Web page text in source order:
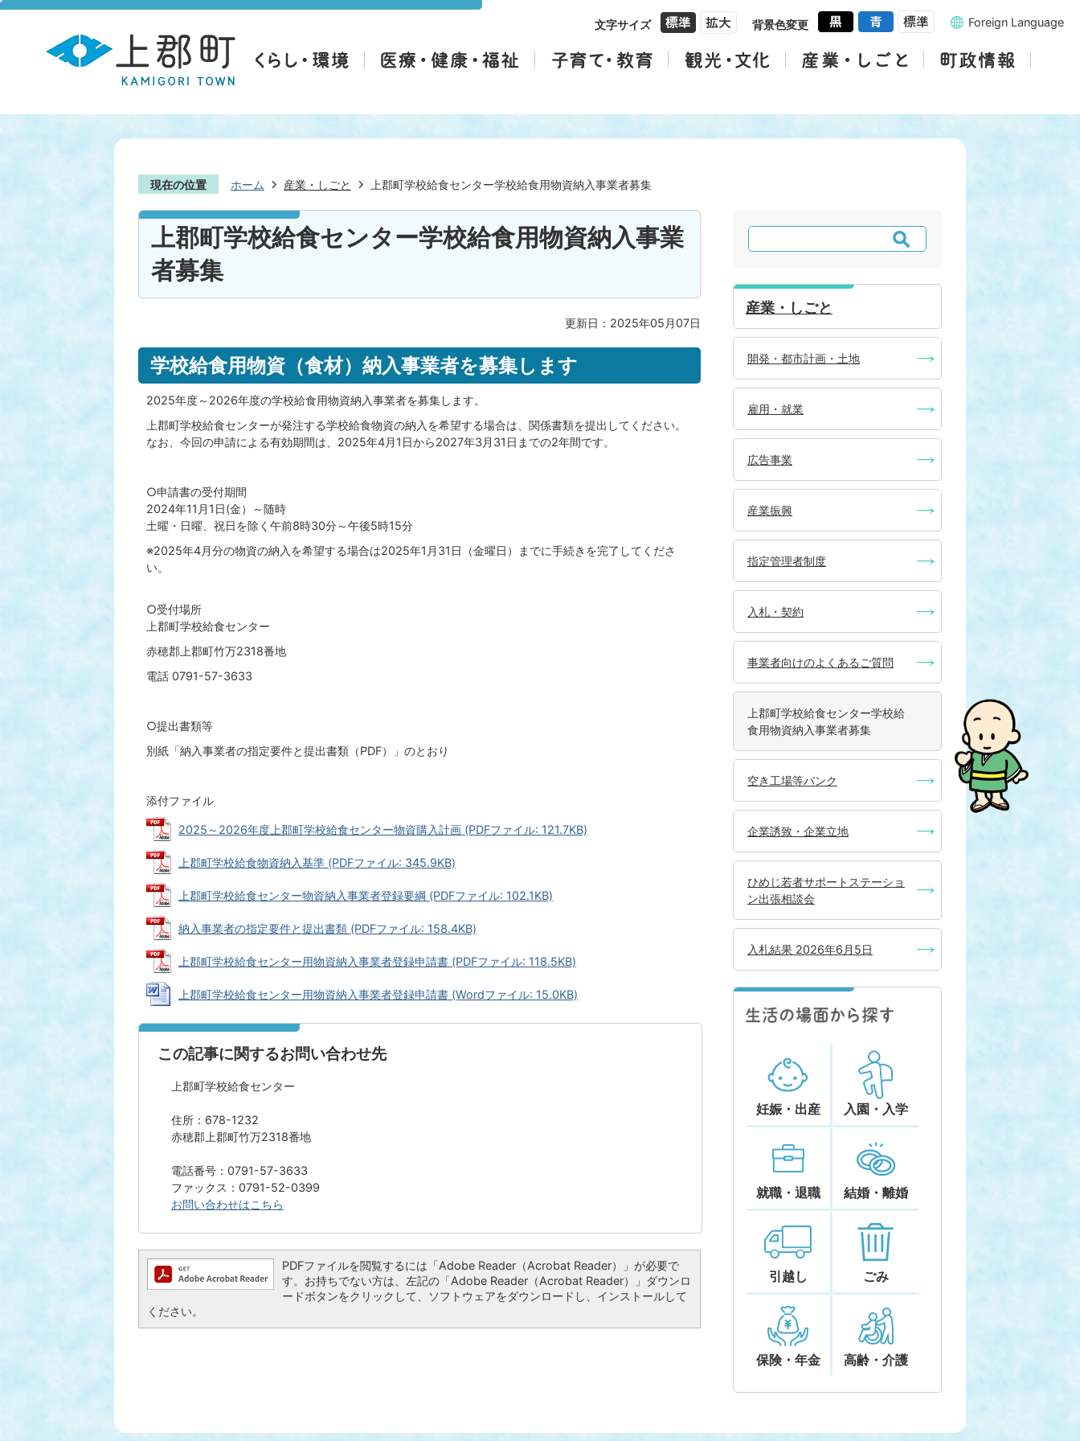
文字サイズ 背景色変更 Foreign Language
現在の位置 ホーム 産業・しごと 上郡町学校給食センター学校給食用物資納入事業者募集
上郡町学校給食センター学校給食用物資納入事業
者募集
更新日：2025年05月07日
学校給食用物資（食材）納入事業者を募集します
2025年度～2026年度の学校給食用物資納入事業者を募集します。
上郡町学校給食センターが発注する学校給食物資の納入を希望する場合は、関係書類を提出してください。
なお、今回の申請による有効期間は、2025年4月1日から2027年3月31日までの2年間です。
○申請書の受付期間
2024年11月1日(金）～随時
土曜・日曜、祝日を除く午前8時30分～午後5時15分
※2025年4月分の物資の納入を希望する場合は2025年1月31日（金曜日）までに手続きを完了してくださ
い。
○受付場所
上郡町学校給食センター
赤穂郡上郡町竹万2318番地
電話 0791-57-3633
○提出書類等
別紙「納入事業者の指定要件と提出書類（PDF）」のとおり
添付ファイル
2025～2026年度上郡町学校給食センター物資購入計画 (PDFファイル: 121.7KB)
上郡町学校給食物資納入基準 (PDFファイル: 345.9KB)
上郡町学校給食センター物資納入事業者登録要綱 (PDFファイル: 102.1KB)
納入事業者の指定要件と提出書類 (PDFファイル: 158.4KB)
上郡町学校給食センター用物資納入事業者登録申請書 (PDFファイル: 118.5KB)
上郡町学校給食センター用物資納入事業者登録申請書 (Wordファイル: 15.0KB)
この記事に関するお問い合わせ先
上郡町学校給食センター
住所：678-1232
赤穂郡上郡町竹万2318番地
電話番号：0791-57-3633
ファックス：0791-52-0399
お問い合わせはこちら
PDFファイルを閲覧するには「Adobe Reader（Acrobat Reader）」が必要で
す。お持ちでない方は、左記の「Adobe Reader（Acrobat Reader）」ダウンロ
ードボタンをクリックして、ソフトウェアをダウンロードし、インストールして
ください。
検
索
産業・しごと
開発・都市計画・土地
雇用・就業
広告事業
産業振興
指定管理者制度
入札・契約
事業者向けのよくあるご質問
上郡町学校給食センター学校給
食用物資納入事業者募集
空き工場等バンク
企業誘致・企業立地
ひめじ若者サポートステーショ
ン出張相談会
入札結果 2026年6月5日
妊娠・出産 入園・入学
就職・退職 結婚・離婚
引越し ごみ
保険・年金 高齢・介護